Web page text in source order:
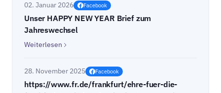
02. Januar 2026 Facebook
Unser HAPPY NEW YEAR Brief zum
Jahreswechsel
Weiterlesen
28. November 2025 Facebook
https://www.fr.de/frankfurt/ehre-fuer-die-